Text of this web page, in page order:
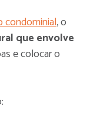
condominial, o
que envolve
e colocar o